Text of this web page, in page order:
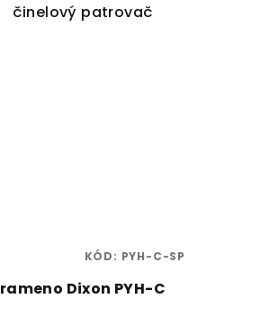
činelový patrovač
rameno Dixon PYH-C
KÓD: PYH-C-SP